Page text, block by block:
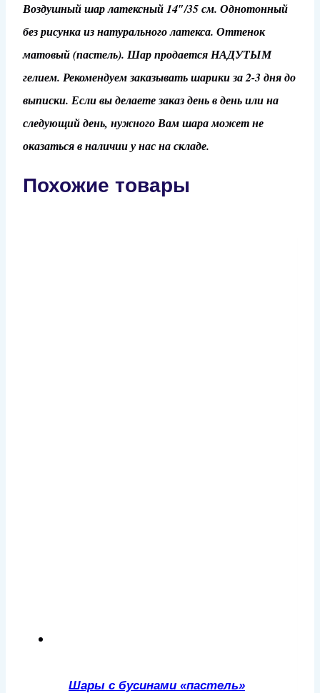
Воздушный шар латексный 14″/35 см. Однотонный
без рисунка из натурального латекса. Оттенок
матовый (пастель). Шар продается НАДУТЫМ
гелием. Рекомендуем заказывать шарики за 2-3 дня до
выписки. Если вы делаете заказ день в день или на
следующий день, нужного Вам шара может не
оказаться в наличии у нас на складе.
Похожие товары
Шары с бусинами «пастель»